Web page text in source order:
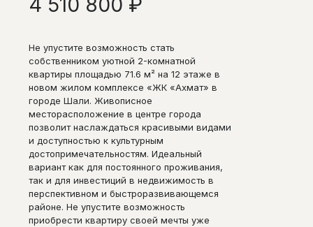
Не упустите возможность стать
собственником уютной 2-комнатной
квартиры площадью 71.6 м² на 12 этаже в
новом жилом комплексе «ЖК «Ахмат» в
городе Шали. Живописное
месторасположение в центре города
позволит наслаждаться красивыми видами
и доступностью к культурным
достопримечательностям. Идеальный
вариант как для постоянного проживания,
так и для инвестиций в недвижимость в
перспективном и быстроразвивающемся
районе. Не упустите возможность
приобрести квартиру своей мечты уже